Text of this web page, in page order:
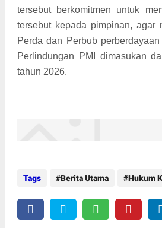
tersebut berkomitmen untuk
tersebut kepada pimpinan, agar
Perda dan Perbub
Perlindungan PMI dimasukan
tahun 2026.
Tags Berita Utama Hukum